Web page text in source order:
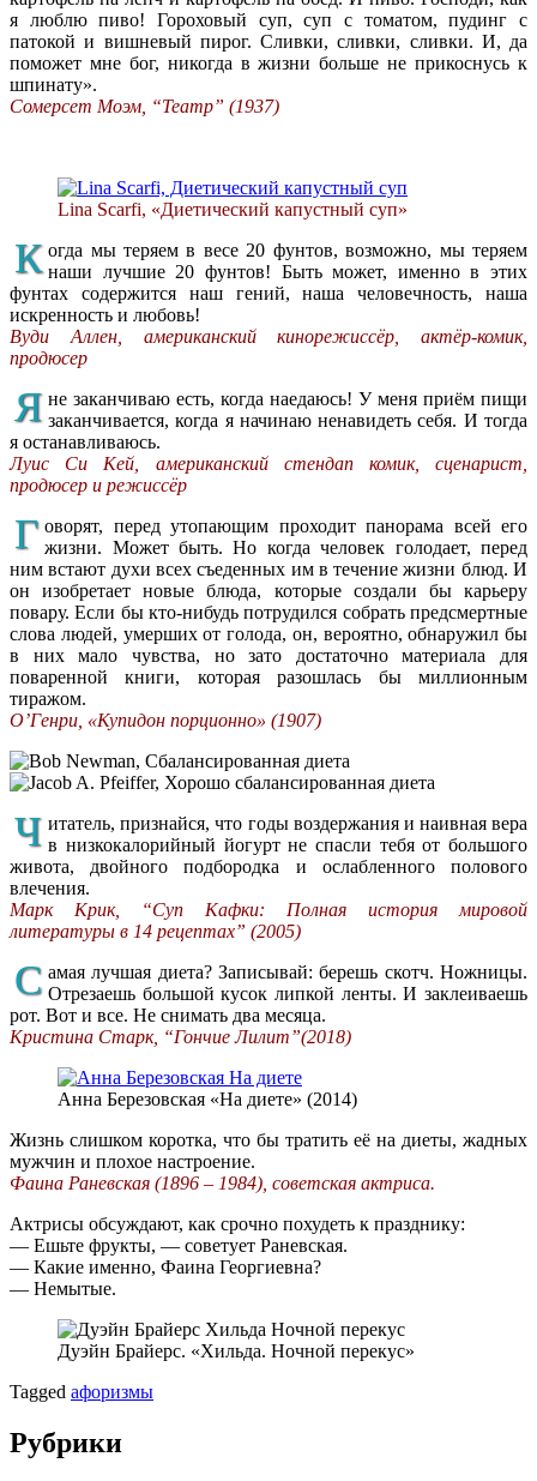
я люблю пиво! Гороховый суп, суп с томатом, пудинг с
патокой и вишневый пирог. Сливки, сливки, сливки. И, да
поможет мне бог, никогда в жизни больше не прикоснусь к
шпинату».
Сомерсет Моэм, “Театр” (1937)
Lina Scarfi, «Диетический капустный суп»
К огда мы теряем в весе 20 фунтов, возможно, мы теряем
наши лучшие 20 фунтов! Быть может, именно в этих
фунтах содержится наш гений, наша человечность, наша
искренность и любовь!
Вуди Аллен, американский кинорежиссёр, актёр-комик,
продюсер
Я не заканчиваю есть, когда наедаюсь! У меня приём пищи
заканчивается, когда я начинаю ненавидеть себя. И тогда
я останавливаюсь.
Луис Си Кей, американский стендап комик, сценарист,
продюсер и режиссёр
Г оворят, перед утопающим проходит панорама всей его
жизни. Может быть. Но когда человек голодает, перед
ним встают духи всех съеденных им в течение жизни блюд. И
он изобретает новые блюда, которые создали бы карьеру
повару. Если бы кто-нибудь потрудился собрать предсмертные
слова людей, умерших от голода, он, вероятно, обнаружил бы
в них мало чувства, но зато достаточно материала для
поваренной книги, которая разошлась бы миллионным
тиражом.
О’Генри, «Купидон порционно» (1907)
Ч итатель, признайся, что годы воздержания и наивная вера
в низкокалорийный йогурт не спасли тебя от большого
живота, двойного подбородка и ослабленного полового
влечения.
Марк Крик, “Суп Кафки: Полная история мировой
литературы в 14 рецептах” (2005)
С амая лучшая диета? Записывай: берешь скотч. Ножницы.
Отрезаешь большой кусок липкой ленты. И заклеиваешь
рот. Вот и все. Не снимать два месяца.
Кристина Старк, “Гончие Лилит”(2018)
Анна Березовская «На диете» (2014)
Жизнь слишком коротка, что бы тратить её на диеты, жадных
мужчин и плохое настроение.
Фаина Раневская (1896 – 1984), советская актриса.
Актрисы обсуждают, как срочно похудеть к празднику:
— Ешьте фрукты, — советует Раневская.
— Какие именно, Фаина Георгиевна?
— Немытые.
Дуэйн Брайерс. «Хильда. Ночной перекус»
Tagged афоризмы
Рубрики